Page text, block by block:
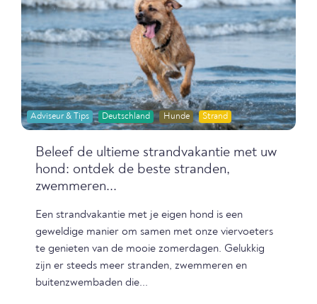
Adviseur & Tips Deutschland Hunde Strand
Beleef de ultieme strandvakantie met uw
hond: ontdek de beste stranden,
zwemmeren...
Een strandvakantie met je eigen hond is een
geweldige manier om samen met onze viervoeters
te genieten van de mooie zomerdagen. Gelukkig
zijn er steeds meer stranden, zwemmeren en
buitenzwembaden die...